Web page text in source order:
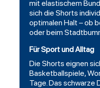
mit elastischem
sich die Shorts
optimalen Halt – ob
oder beim
Für Sport und Alltag
Die Shorts eignen
Basketballspiele,
Tage. Das schwarze